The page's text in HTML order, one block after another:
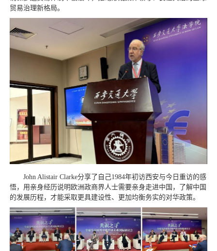
贸易治理新格局。
John Alistair Clarke分享了自己1984年初访西安与今日重访的感
悟，用亲身经历说明欧洲政商界人士需要亲身走进中国，了解中国
的发展历程，才能采取更具建设性、更加均衡务实的对华政策。